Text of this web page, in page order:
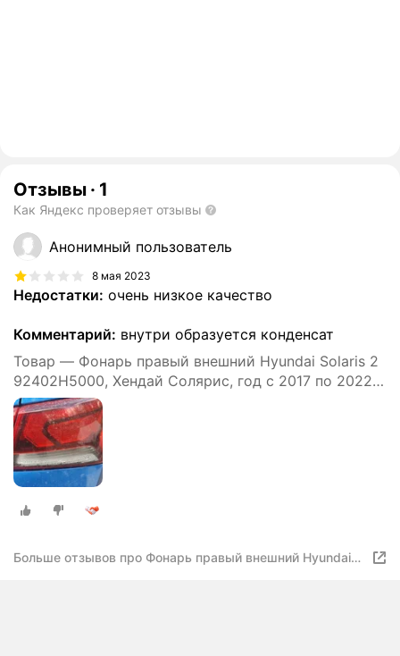
Отзывы · 1
Как Яндекс проверяет отзывы
Анонимный пользователь
8 мая 2023
Недостатки: очень низкое качество
Комментарий: внутри образуется конденсат
Товар — Фонарь правый внешний Hyundai Solaris 2
92402H5000, Хендай Солярис, год с 2017 по 2022,
O.E.M.
Больше отзывов про Фонарь правый внешний Hyundai